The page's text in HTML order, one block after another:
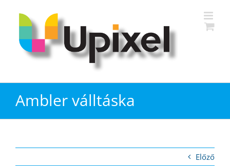
Ambler válltáska
Előző